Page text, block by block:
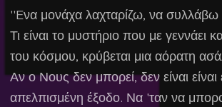
''Eνα μονάχα λαχταρίζω, να συλλάβω
Τι είναι το μυστήριο που με
του κόσμου, κρύβεται μια αόρατη
Αν ο Νους δεν μπορεί, δεν είναι
απελπισμένη έξοδο. Να 'ταν να